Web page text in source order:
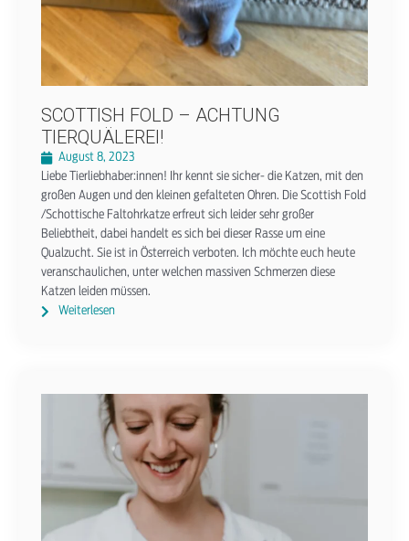
SCOTTISH FOLD – ACHTUNG
TIERQUÄLEREI!
August 8, 2023
Liebe Tierliebhaber:innen! Ihr kennt sie sicher- die Katzen, mit den
großen Augen und den kleinen gefalteten Ohren. Die Scottish Fold
/Schottische Faltohrkatze erfreut sich leider sehr großer
Beliebtheit, dabei handelt es sich bei dieser Rasse um eine
Qualzucht. Sie ist in Österreich verboten. Ich möchte euch heute
veranschaulichen, unter welchen massiven Schmerzen diese
Katzen leiden müssen.
Weiterlesen